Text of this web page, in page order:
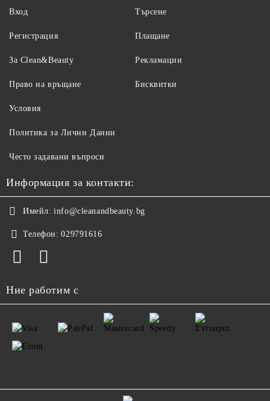
Вход
Регистрация
За Clean&Beauty
Търсене
Плащане
Рекламации
Право на връщане
Условия
Политика за Лични Данни
Често задавани въпроси
Бисквитки
Информация за контакти:
Имейл: info@cleanandbeauty.bg
Телефон: 029791616
Ние работим с